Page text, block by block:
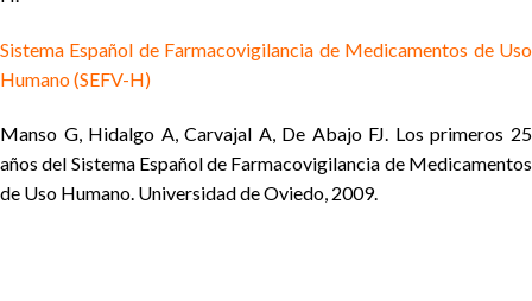
Sistema Español de Farmacovigilancia de Medicamentos de Uso
Humano (SEFV-H)
Manso G, Hidalgo A, Carvajal A, De Abajo FJ. Los primeros 25
años del Sistema Español de Farmacovigilancia de Medicamentos
de Uso Humano. Universidad de Oviedo, 2009.